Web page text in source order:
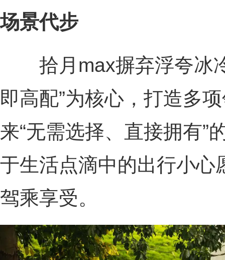
场景代步
拾月max摒弃浮夸冰
即高配”为核心，打造多
来“无需选择、直接拥有”
于生活点滴中的出行小心
驾乘享受。